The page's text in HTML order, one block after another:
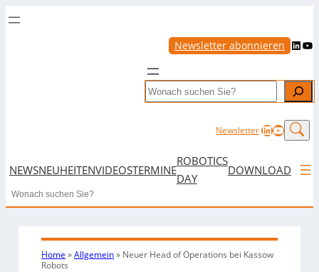
Newsletter abonnieren LinkedIn YouTube
Search
NewsletterLinkedIn
NEWSNEUHEITENVIDEOSTERMINE
ROBOTICS
DAY
DOWNLOAD
Search
Home »Allgemein» Neuer Head of Operations bei Kassow
Robots